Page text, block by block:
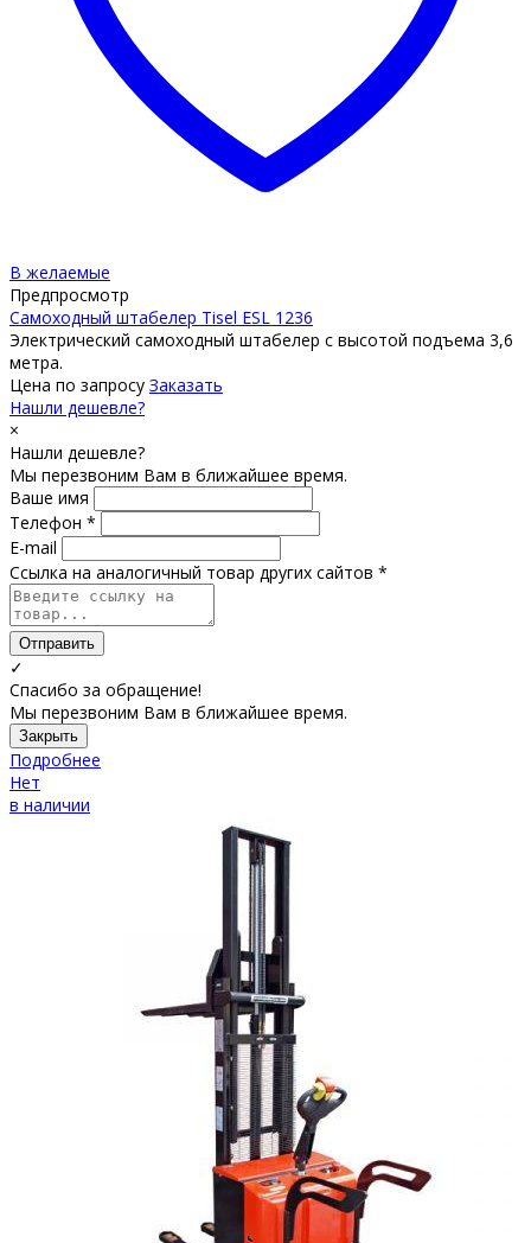
В желаемые
Предпросмотр
Самоходный штабелер Tisel ESL 1236
Электрический самоходный штабелер с высотой подъема 3,6
метра.
Цена по запросу Заказать
Нашли дешевле?
×
Нашли дешевле?
Мы перезвоним Вам в ближайшее время.
Ваше имя
Телефон *
E-mail
Ссылка на аналогичный товар других сайтов *
Отправить
✓
Спасибо за обращение!
Мы перезвоним Вам в ближайшее время.
Закрыть
Подробнее
Нет
в наличии